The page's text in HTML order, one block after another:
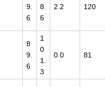
9.
6
8.
6
2.2 120
8
9.
6
1
0
1.
3
0.0 81